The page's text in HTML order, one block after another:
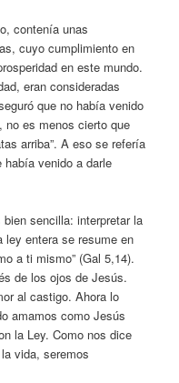
contenía unas
cuyo cumplimiento en
en este mundo.
eran consideradas
que no había venido
es menos cierto que
arriba”. A eso se refería
venido a darle
sencilla: interpretar la
ley entera se resume en
a ti mismo” (Gal 5,14).
de los ojos de Jesús.
al castigo. Ahora lo
amamos como Jesús
la Ley. Como nos dice
vida, seremos